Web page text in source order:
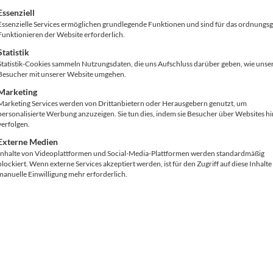
und ein Sohn zusammen
im Familienbetrieb
Guggi und Dominic Deiser
Entscheidungsweichen,
Die beiden
über das, was
Podcast, sondern einer mit
Es geht um mehr
eine Liste der Service-Gruppen, für die eine Einwilligung
Services ermöglichen grundlegende Funktionen und sind für das
der Website erforderlich.
Cookies sammeln Nutzungsdaten, die uns Aufschluss darüber geben, wie
mit unserer Website umgehen.
Services werden von Drittanbietern oder Herausgebern genutzt, um
Werbung anzuzeigen. Sie tun dies, indem sie Besucher über Websites
Medien
von Videoplattformen und Social-Media-Plattformen werden standardmäßig
Wenn externe Services akzeptiert werden, ist für den Zugriff auf diese Inhalte
Einwilligung mehr erforderlich.